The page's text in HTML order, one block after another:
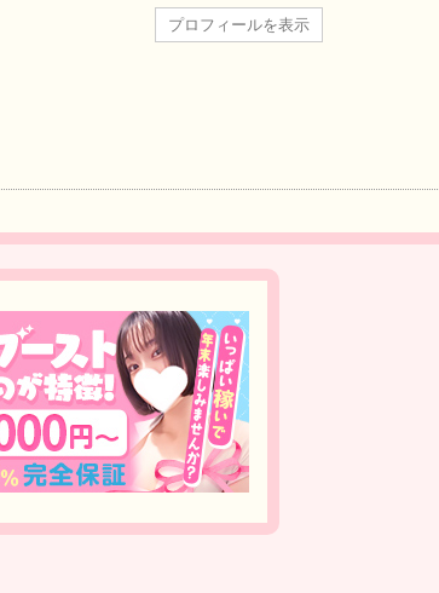
プロフィールを表示